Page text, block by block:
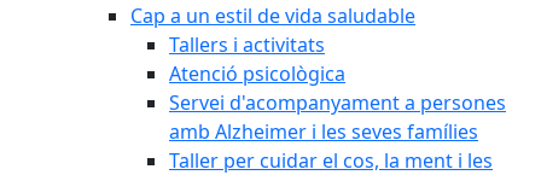
Cap a un estil de vida saludable
Tallers i activitats
Atenció psicològica
Servei d'acompanyament a persones
amb Alzheimer i les seves famílies
Taller per cuidar el cos, la ment i les